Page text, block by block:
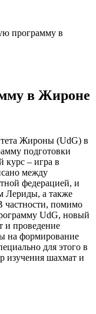
в Жироне
Жироны (UdG) в
подготовки
курс – игра в
между
федерацией, и
Лериды, а также
помимо
UdG, новый
и проведение
на формирование
для этого в
изучения шахмат и